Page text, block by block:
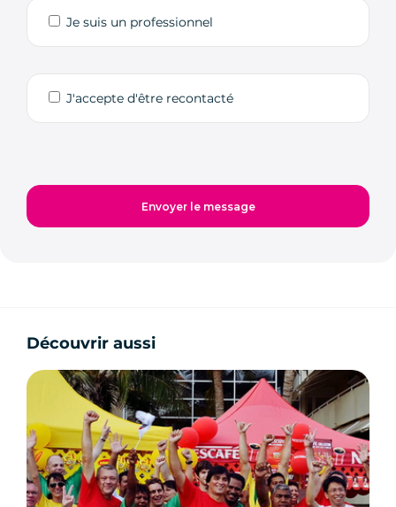
Je suis un professionnel
J'accepte d'être recontacté
Découvrir aussi